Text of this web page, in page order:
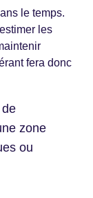
le temps.
les
fera donc
de
zone
ou